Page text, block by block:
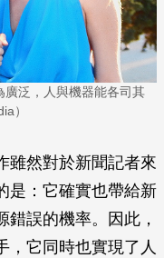
泛，人與機器能各司其
）
雖然對於新聞記者來
是：它確實也帶給新
錯誤的機率。因此，
，它同時也實現了人